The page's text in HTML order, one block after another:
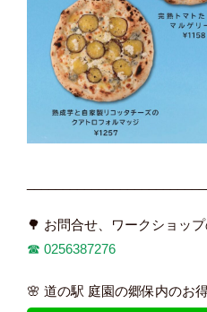
🌳 お問合せ、ワークショッ
☎︎ 0256387276
🌸 道の駅 庭園の郷保内のお